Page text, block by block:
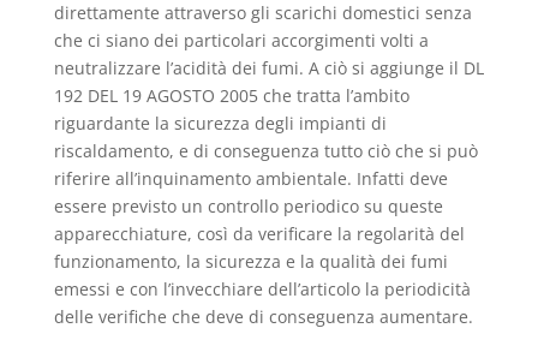
direttamente attraverso gli scarichi domestici senza
che ci siano dei particolari accorgimenti volti a
neutralizzare l’acidità dei fumi. A ciò si aggiunge il DL
192 DEL 19 AGOSTO 2005 che tratta l’ambito
riguardante la sicurezza degli impianti di
riscaldamento, e di conseguenza tutto ciò che si può
riferire all’inquinamento ambientale. Infatti deve
essere previsto un controllo periodico su queste
apparecchiature, così da verificare la regolarità del
funzionamento, la sicurezza e la qualità dei fumi
emessi e con l’invecchiare dell’articolo la periodicità
delle verifiche che deve di conseguenza aumentare.